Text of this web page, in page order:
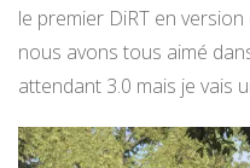
le premier DiRT en
nous avons tous aimé
attendant 3.0 mais je vais